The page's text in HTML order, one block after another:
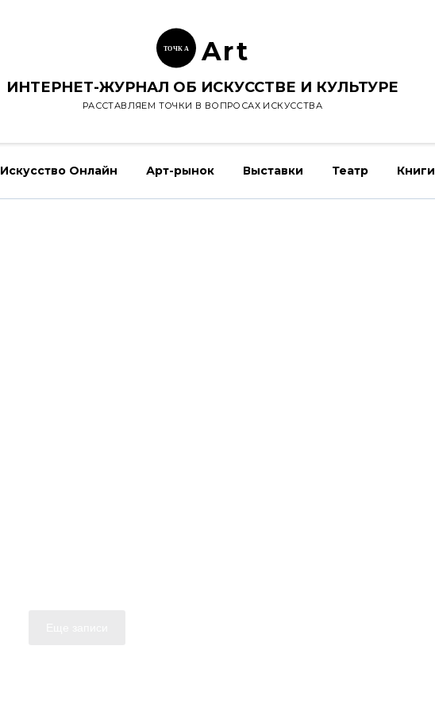
ТОЧК А Art
ИНТЕРНЕТ-ЖУРНАЛ ОБ ИСКУССТВЕ И КУЛЬТУРЕ
РАССТАВЛЯЕМ ТОЧКИ В ВОПРОСАХ ИСКУССТВА
Искусство Онлайн Арт-рынок Выставки Театр Книги